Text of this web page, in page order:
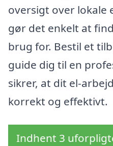
oversigt over lokale
gør det enkelt at
brug for. Bestil et
guide dig til en
sikrer, at dit el-
korrekt og effektivt.
Indhent 3